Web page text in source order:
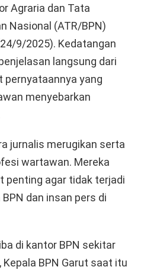
Agraria dan Tata
Nasional (ATR/BPN)
9/2025). Kedatangan
langsung dari
pernyataannya yang
menyebarkan
jurnalis merugikan serta
wartawan. Mereka
penting agar tidak terjadi
dan insan pers di
di kantor BPN sekitar
Kepala BPN Garut saat itu